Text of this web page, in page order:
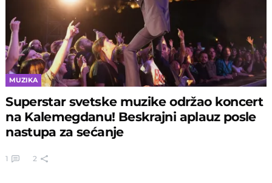
MUZIKA
Superstar svetske muzike održao koncert
na Kalemegdanu! Beskrajni aplauz posle
nastupa za sećanje
1 2